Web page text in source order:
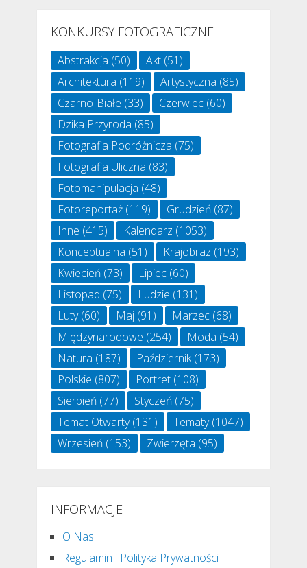
KONKURSY FOTOGRAFICZNE
Abstrakcja (50) Akt(51)
Architektura (119) Artystyczna (85)
Czarno-Białe (33) Czerwiec(60)
Dzika Przyroda (85)
Fotografia Podróżnicza (75)
Fotografia Uliczna (83)
Fotomanipulacja (48)
Fotoreportaż(119) Grudzień(87)
Inne (415) Kalendarz (1053)
Konceptualna (51) Krajobraz (193)
Kwiecień(73) Lipiec(60)
Listopad (75) Ludzie (131)
Luty(60) Maj(91) Marzec(68)
Międzynarodowe (254) Moda (54)
Natura (187) Październik(173)
Polskie (807) Portret(108)
Sierpień(77) Styczeń(75)
Temat Otwarty(131) Tematy(1047)
Wrzesień(153) Zwierzęta (95)
INFORMACJE
O Nas
Regulamin i Polityka Prywatności